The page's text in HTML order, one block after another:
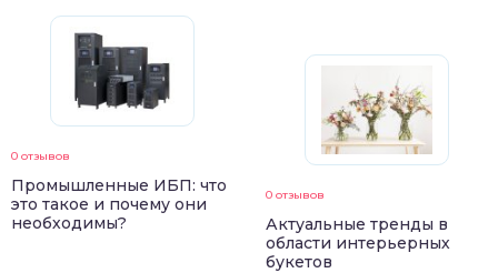
0 отзывов
Промышленные ИБП: что
это такое и почему они
необходимы?
0 отзывов
Актуальные тренды в
области интерьерных
букетов